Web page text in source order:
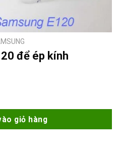
để ép kính
kính số lượng
giỏ hàng